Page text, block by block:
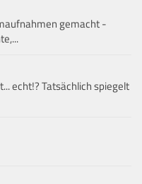
gemacht -
echt!? Tatsächlich spiegelt